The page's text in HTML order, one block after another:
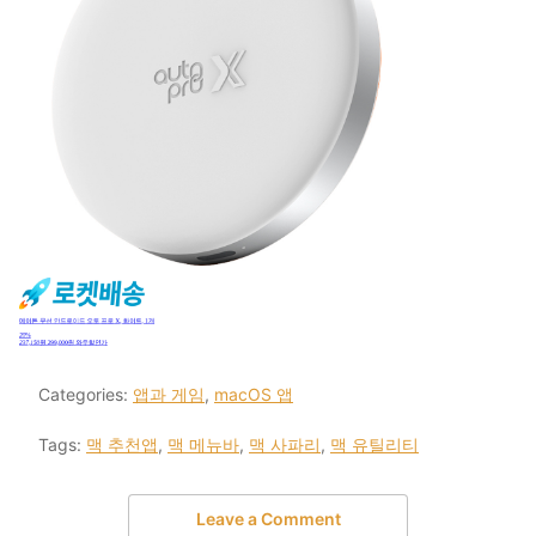
Categories: 앱과 게임, macOS 앱
Tags: 맥 추천앱, 맥 메뉴바, 맥 사파리, 맥 유틸리티
Leave a Comment